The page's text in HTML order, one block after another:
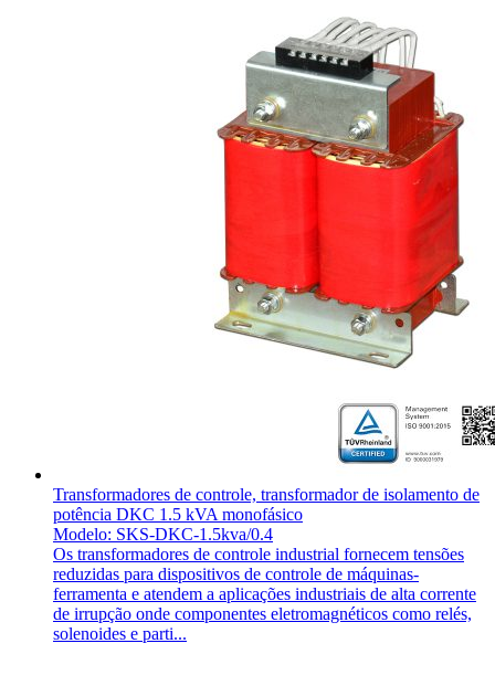
Transformadores de controle, transformador de isolamento de
potência DKC 1.5 kVA monofásico
Modelo: SKS-DKC-1.5kva/0.4
Os transformadores de controle industrial fornecem tensões
reduzidas para dispositivos de controle de máquinas-
ferramenta e atendem a aplicações industriais de alta corrente
de irrupção onde componentes eletromagnéticos como relés,
solenoides e parti...